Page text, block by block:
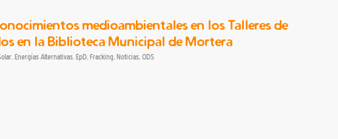
medioambientales en los Talleres de
en la Biblioteca Municipal de Mortera
, Energías Alternativas, EpD, Fracking, Noticias, ODS